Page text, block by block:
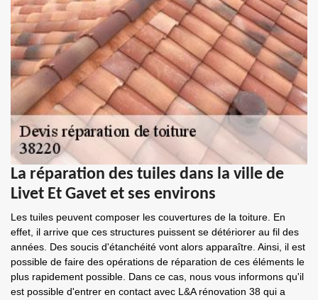
La réparation des tuiles dans la ville de
Livet Et Gavet et ses environs
Les tuiles peuvent composer les couvertures de la toiture. En
effet, il arrive que ces structures puissent se détériorer au fil des
années. Des soucis d'étanchéité vont alors apparaître. Ainsi, il est
possible de faire des opérations de réparation de ces éléments le
plus rapidement possible. Dans ce cas, nous vous informons qu'il
est possible d'entrer en contact avec L&A rénovation 38 qui a